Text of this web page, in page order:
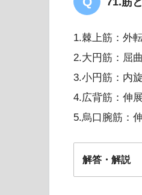
1.棘上筋：外
2.大円筋：屈曲
3.小円筋：内旋
4.広背筋：伸展
5.烏口腕筋：
解答・解説